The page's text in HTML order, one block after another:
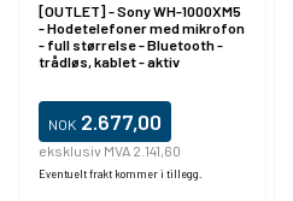
[OUTLET] - Sony WH-1000XM5
- Hodetelefoner med mikrofon
- full størrelse - Bluetooth -
trådløs, kablet - aktiv
NOK 2.677,00
eksklusiv MVA 2.141,60
Eventuelt frakt kommer i tillegg.